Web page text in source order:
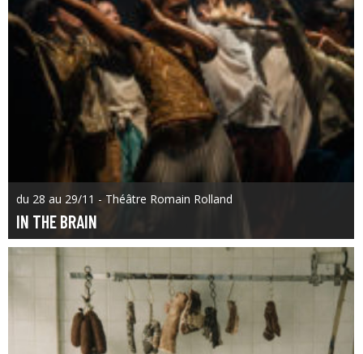
du 28 au 29/11 - Théâtre Romain Rolland
IN THE BRAIN